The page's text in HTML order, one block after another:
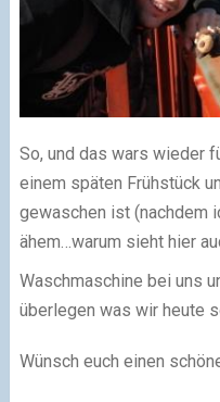
So, und das wars wieder
einem späten Frühstück
gewaschen ist (nachdem
ähem…warum sieht hier
Waschmaschine bei uns
überlegen was wir heute
Wünsch euch einen